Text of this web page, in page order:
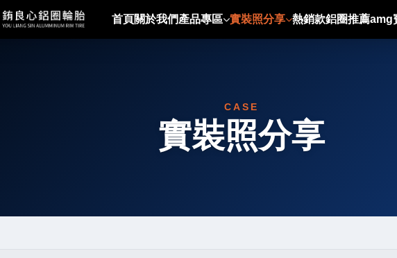
首頁關於我們產品專區 實裝照分享 熱銷款鋁圈推薦amg
CASE
實裝照分享